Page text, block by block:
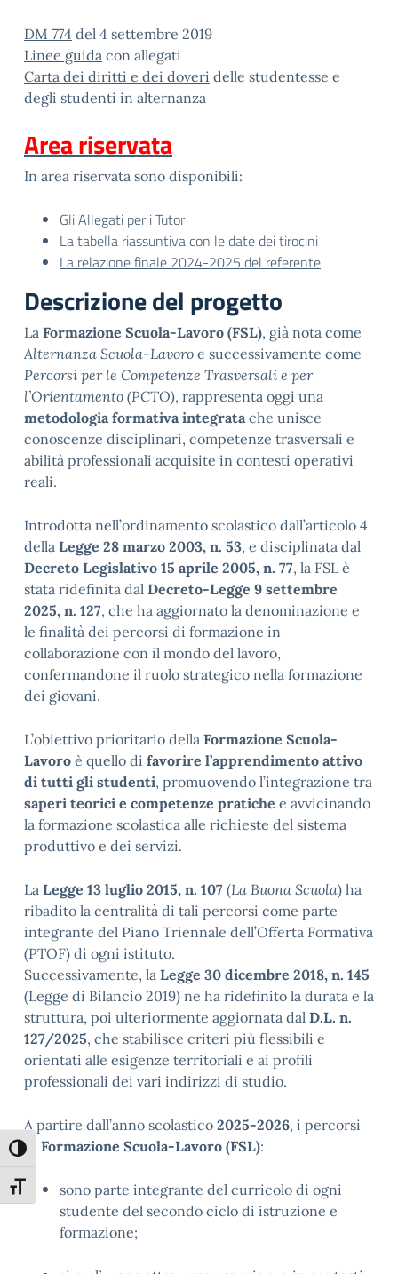
Attiva/disattiva alto contrasto
Attiva/disattiva dimensione testo
DM 774 del 4 settembre 2019
Linee guida con allegati
Carta dei diritti e dei doveri delle studentesse e
degli studenti in alternanza
Area riservata
In area riservata sono disponibili:
Gli Allegati per i Tutor
La tabella riassuntiva con le date dei tirocini
La relazione finale 2024-2025 del referente
Descrizione del progetto
La Formazione Scuola-Lavoro (FSL), già nota come
Alternanza Scuola-Lavoro e successivamente come
Percorsi per le Competenze Trasversali e per
l’Orientamento (PCTO), rappresenta oggi una
metodologia formativa integratache unisce
conoscenze disciplinari, competenze trasversali e
abilità professionali acquisite in contesti operativi
reali.
Introdotta nell’ordinamento scolastico dall’articolo 4
della Legge 28 marzo 2003, n. 53, e disciplinata dal
Decreto Legislativo 15 aprile 2005, n. 77, la FSL è
stata ridefinita dal Decreto-Legge 9 settembre
2025, n. 127, che ha aggiornato la denominazione e
le finalità dei percorsi di formazione in
collaborazione con il mondo del lavoro,
confermandone il ruolo strategico nella formazione
dei giovani.
L’obiettivo prioritario della Formazione Scuola-
Lavoro è quello di favorire l’apprendimento attivo
di tutti gli studenti, promuovendo l’integrazione tra
saperi teorici e competenze pratiche e avvicinando
la formazione scolastica alle richieste del sistema
produttivo e dei servizi.
La Legge 13 luglio 2015, n. 107 (La Buona Scuola) ha
ribadito la centralità di tali percorsi come parte
integrante del Piano Triennale dell’Offerta Formativa
(PTOF) di ogni istituto.
Successivamente, la Legge 30 dicembre 2018, n. 145
(Legge di Bilancio 2019) ne ha ridefinito la durata e la
struttura, poi ulteriormente aggiornata dal D.L. n.
127/2025, che stabilisce criteri più flessibili e
orientati alle esigenze territoriali e ai profili
professionali dei vari indirizzi di studio.
A partire dall’anno scolastico 2025-2026, i percorsi
di Formazione Scuola-Lavoro (FSL):
sono parte integrante del curricolo di ogni
studente del secondo ciclo di istruzione e
formazione;